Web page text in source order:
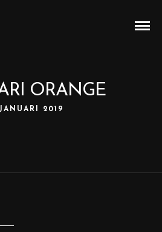
ORANGE
2019